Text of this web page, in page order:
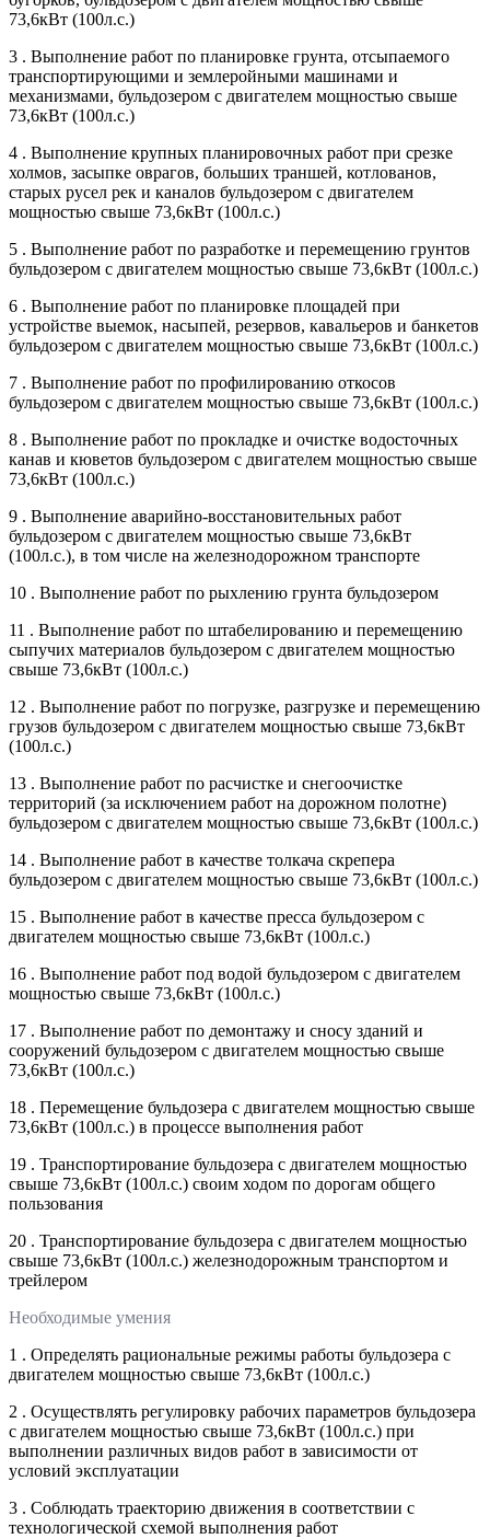
73,6кВт (100л.с.)
3 . Выполнение работ по планировке грунта, отсыпаемого
транспортирующими и землеройными машинами и
механизмами, бульдозером с двигателем мощностью свыше
73,6кВт (100л.с.)
4 . Выполнение крупных планировочных работ при срезке
холмов, засыпке оврагов, больших траншей, котлованов,
старых русел рек и каналов бульдозером с двигателем
мощностью свыше 73,6кВт (100л.с.)
5 . Выполнение работ по разработке и перемещению грунтов
бульдозером с двигателем мощностью свыше 73,6кВт (100л.с.)
6 . Выполнение работ по планировке площадей при
устройстве выемок, насыпей, резервов, кавальеров и банкетов
бульдозером с двигателем мощностью свыше 73,6кВт (100л.с.)
7 . Выполнение работ по профилированию откосов
бульдозером с двигателем мощностью свыше 73,6кВт (100л.с.)
8 . Выполнение работ по прокладке и очистке водосточных
канав и кюветов бульдозером с двигателем мощностью свыше
73,6кВт (100л.с.)
9 . Выполнение аварийно-восстановительных работ
бульдозером с двигателем мощностью свыше 73,6кВт
(100л.с.), в том числе на железнодорожном транспорте
10 . Выполнение работ по рыхлению грунта бульдозером
11 . Выполнение работ по штабелированию и перемещению
сыпучих материалов бульдозером с двигателем мощностью
свыше 73,6кВт (100л.с.)
12 . Выполнение работ по погрузке, разгрузке и перемещению
грузов бульдозером с двигателем мощностью свыше 73,6кВт
(100л.с.)
13 . Выполнение работ по расчистке и снегоочистке
территорий (за исключением работ на дорожном полотне)
бульдозером с двигателем мощностью свыше 73,6кВт (100л.с.)
14 . Выполнение работ в качестве толкача скрепера
бульдозером с двигателем мощностью свыше 73,6кВт (100л.с.)
15 . Выполнение работ в качестве пресса бульдозером с
двигателем мощностью свыше 73,6кВт (100л.с.)
16 . Выполнение работ под водой бульдозером с двигателем
мощностью свыше 73,6кВт (100л.с.)
17 . Выполнение работ по демонтажу и сносу зданий и
сооружений бульдозером с двигателем мощностью свыше
73,6кВт (100л.с.)
18 . Перемещение бульдозера с двигателем мощностью свыше
73,6кВт (100л.с.) в процессе выполнения работ
19 . Транспортирование бульдозера с двигателем мощностью
свыше 73,6кВт (100л.с.) своим ходом по дорогам общего
пользования
20 . Транспортирование бульдозера с двигателем мощностью
свыше 73,6кВт (100л.с.) железнодорожным транспортом и
трейлером
Необходимые умения
1 . Определять рациональные режимы работы бульдозера с
двигателем мощностью свыше 73,6кВт (100л.с.)
2 . Осуществлять регулировку рабочих параметров бульдозера
с двигателем мощностью свыше 73,6кВт (100л.с.) при
выполнении различных видов работ в зависимости от
условий эксплуатации
3 . Соблюдать траекторию движения в соответствии с
технологической схемой выполнения работ